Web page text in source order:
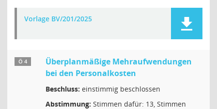
Vorlage BV/201/2025
Ö 4
Überplanmäßige Mehraufwendungen
bei den Personalkosten
Beschluss: einstimmig beschlossen
Abstimmung: Stimmen dafür: 13, Stimmen